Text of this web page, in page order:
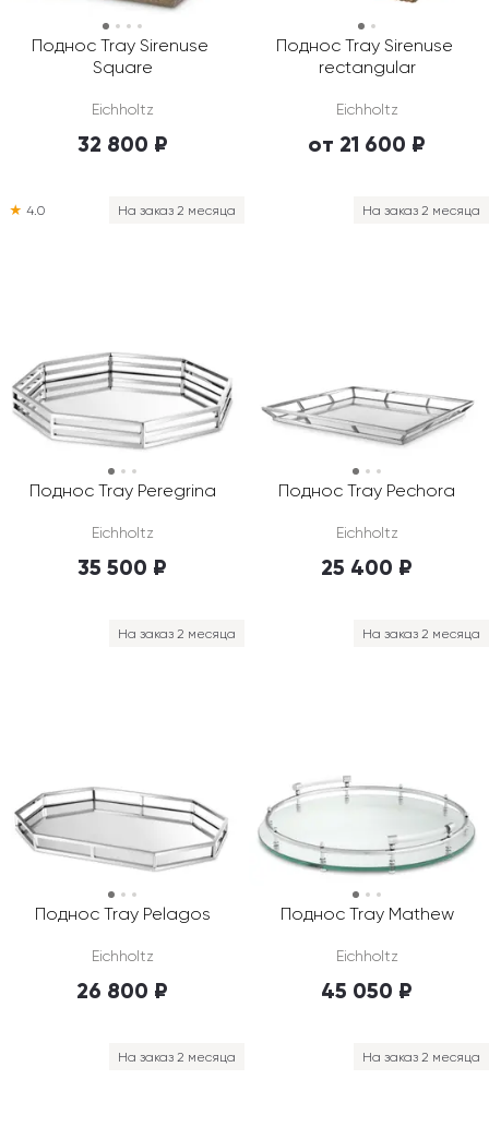
Поднос Tray Sirenuse
Square
Eichholtz
32 800 ₽
Поднос Tray Sirenuse
rectangular
Eichholtz
от 21 600 ₽
Поднос Tray Peregrina
Eichholtz
35 500 ₽
На заказ 2 месяца
★ 4.0
Поднос Tray Pechora
Eichholtz
25 400 ₽
На заказ 2 месяца
Поднос Tray Pelagos
Eichholtz
26 800 ₽
На заказ 2 месяца
Поднос Tray Mathew
Eichholtz
45 050 ₽
На заказ 2 месяца
На заказ 2 месяца На заказ 2 месяца